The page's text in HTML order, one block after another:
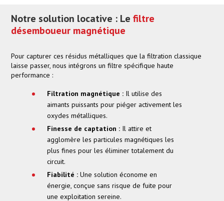
Notre solution locative : Le filtre
désemboueur magnétique
Pour capturer ces résidus métalliques que la filtration classique
laisse passer, nous intégrons un filtre spécifique haute
performance :
Filtration magnétique : Il utilise des
aimants puissants pour piéger activement les
oxydes métalliques.
Finesse de captation : Il attire et
agglomère les particules magnétiques les
plus fines pour les éliminer totalement du
circuit.
Fiabilité : Une solution économe en
énergie, conçue sans risque de fuite pour
une exploitation sereine.